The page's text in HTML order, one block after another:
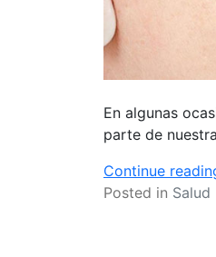
En algunas
parte de
Continue
Posted in Salud